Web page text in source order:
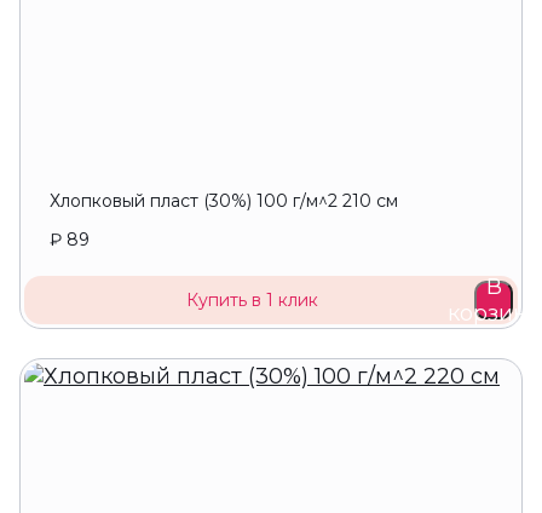
Хлопковый пласт (30%) 100 г/м^2 210 см
₽ 89
Купить в 1 клик
В
корзину